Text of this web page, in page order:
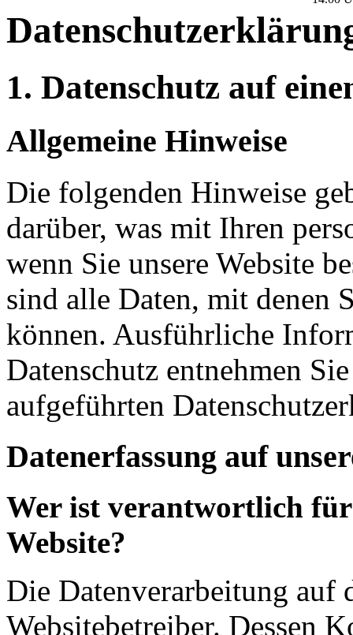
1. Datenschutz auf
Allgemeine Hinweise
Die folgenden Hinweise
darüber, was mit Ihren
wenn Sie unsere Website
sind alle Daten, mit denen
können. Ausführliche
Datenschutz entnehmen
aufgeführten
Datenerfassung auf
Wer ist verantwortlich für
Website?
Die Datenverarbeitung auf
Websitebetreiber. Dessen